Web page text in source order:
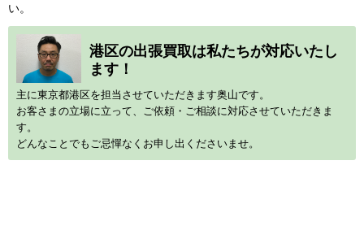
い。
港区の出張買取は私たちが対応いたし
ます！
主に東京都港区を担当させていただきます奥山です。
お客さまの立場に立って、ご依頼・ご相談に対応させていただきま
す。
どんなことでもご忌憚なくお申し出くださいませ。